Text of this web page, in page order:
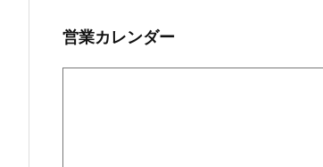
営業カレンダー